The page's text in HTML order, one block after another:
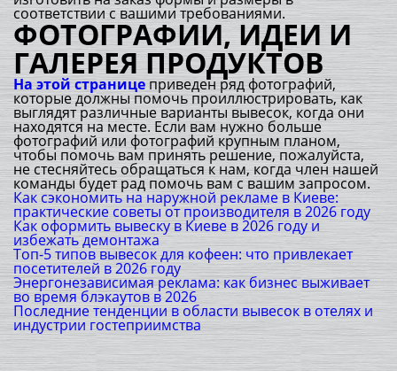
соответствии с вашими требованиями.
ФОТОГРАФИИ, ИДЕИ И
ГАЛЕРЕЯ ПРОДУКТОВ
На этой страницеприведен ряд фотографий,
которые должны помочь проиллюстрировать, как
выглядят различные варианты вывесок, когда они
находятся на месте. Если вам нужно больше
фотографий или фотографий крупным планом,
чтобы помочь вам принять решение, пожалуйста,
не стесняйтесь обращаться к нам, когда член нашей
команды будет рад помочь вам с вашим запросом.
Как сэкономить на наружной рекламе в Киеве:
практические советы от производителя в 2026 году
Как оформить вывеску в Киеве в 2026 году и
избежать демонтажа
Топ-5 типов вывесок для кофеен: что привлекает
посетителей в 2026 году
Энергонезависимая реклама: как бизнес выживает
во время блэкаутов в 2026
Последние тенденции в области вывесок в отелях и
индустрии гостеприимства